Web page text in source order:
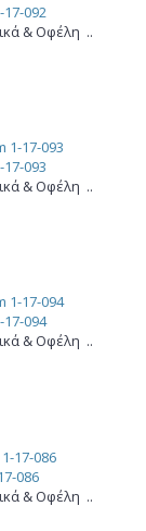
092
& Οφέλη ..
093
& Οφέλη ..
094
& Οφέλη ..
086
& Οφέλη ..